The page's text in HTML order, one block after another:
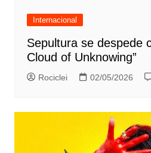
Internacional
Sepultura se despede
Cloud of Unknowing”
Rociclei 02/05/2026